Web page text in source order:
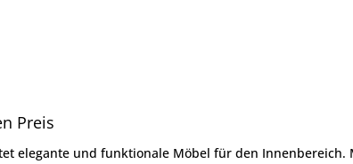
Preis
elegante und funktionale Möbel für den